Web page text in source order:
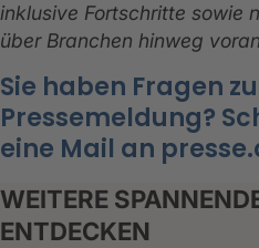
inklusive Fortschritte sowie
über Branchen hinweg
Sie haben Fragen
Pressemeldung?
eine Mail an
WEITERE
ENTDECKEN